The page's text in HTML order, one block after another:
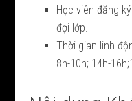
Học viên đăng
đợi lớp.
Thời gian linh
8h-10h; 14h-